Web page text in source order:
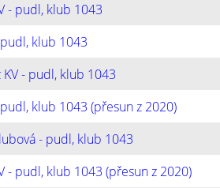
- pudl, klub 1043
pudl, klub 1043
KV - pudl, klub 1043
pudl, klub 1043 (přesun z 2020)
- pudl, klub 1043
- pudl, klub 1043 (přesun z 2020)